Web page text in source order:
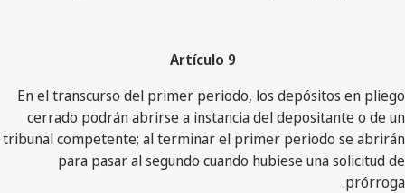
Artículo 9
En el transcurso del primer periodo, los depósitos en pliego
cerrado podrán abrirse a instancia del depositante o de un
tribunal competente; al terminar el primer periodo se abrirán
para pasar al segundo cuando hubiese una solicitud de
prórroga.